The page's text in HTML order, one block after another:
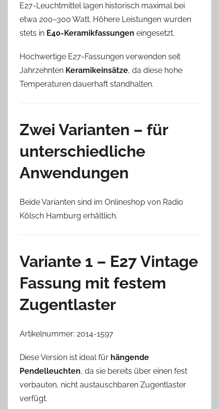
E27-Leuchtmittel lagen historisch maximal bei
etwa 200–300 Watt. Höhere Leistungen wurden
stets in E40-Keramikfassungen eingesetzt.
Hochwertige E27-Fassungen verwenden seit
Jahrzehnten Keramikeinsätze, da diese hohe
Temperaturen dauerhaft standhalten.
Zwei Varianten – für
unterschiedliche
Anwendungen
Beide Varianten sind im Onlineshop von Radio
Kölsch Hamburg erhältlich.
Variante 1 – E27 Vintage
Fassung mit festem
Zugentlaster
Artikelnummer: 2014-1597
Diese Version ist ideal für hängende
Pendelleuchten, da sie bereits über einen fest
verbauten, nicht austauschbaren Zugentlaster
verfügt.